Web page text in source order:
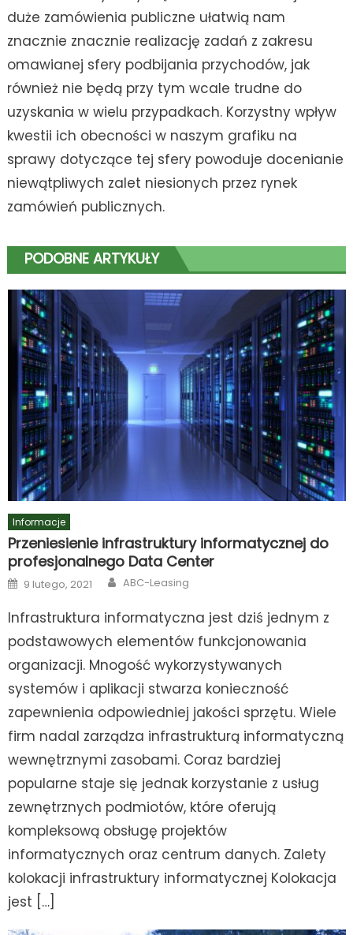
duże zamówienia publiczne ułatwią nam
znacznie znacznie realizację zadań z zakresu
omawianej sfery podbijania przychodów, jak
również nie będą przy tym wcale trudne do
uzyskania w wielu przypadkach. Korzystny wpływ
kwestii ich obecności w naszym grafiku na
sprawy dotyczące tej sfery powoduje docenianie
niewątpliwych zalet niesionych przez rynek
zamówień publicznych.
PODOBNE ARTYKUŁY
Informacje
Przeniesienie infrastruktury informatycznej do
profesjonalnego Data Center
Posted
on
9 lutego, 2021 Author
ABC-Leasing
Infrastruktura informatyczna jest dziś jednym z
podstawowych elementów funkcjonowania
organizacji. Mnogość wykorzystywanych
systemów i aplikacji stwarza konieczność
zapewnienia odpowiedniej jakości sprzętu. Wiele
firm nadal zarządza infrastrukturą informatyczną
wewnętrznymi zasobami. Coraz bardziej
popularne staje się jednak korzystanie z usług
zewnętrznych podmiotów, które oferują
kompleksową obsługę projektów
informatycznych oraz centrum danych. Zalety
kolokacji infrastruktury informatycznej Kolokacja
jest […]